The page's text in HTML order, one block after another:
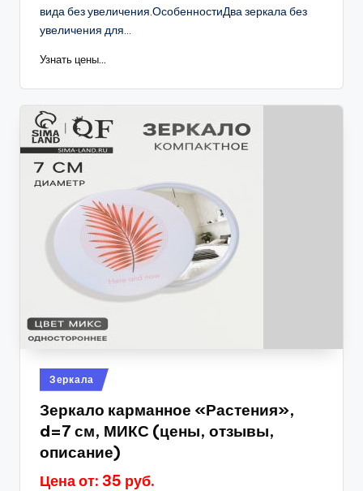
вида без увеличения.ОсобенностиДва зеркала без
увеличения для...
Узнать цены...
Опубликовано
в
Зеркала
Зеркало карманное «Растения»,
d=7 см, МИКС (цены, отзывы,
описание)
Цена от: 35 руб.